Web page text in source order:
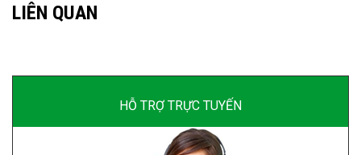
LIÊN QUAN
HỖ TRỢ TRỰC TUYẾN